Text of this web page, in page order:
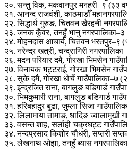
२०. सन्तु विक, मकवानपुर मनहरी–९ (३३
२१. आनन्द राजवंशी, काठमाडौँ
२२. सिद्धार्थ गुरुङ, चितवन खैरहनी
२३. जनक कुँवर, तनहुँ भानु नगरपालिका–३
२४. मोहनदास आचार्य, चितवन भरतपुर–९
२५. नरेन्द्र खत्री, चन्द्रागिरी
२६. मदन परियार दमै, गोरखा भिमसेन
२७. विनायक भट्टराई, गोरखा भिमसेन
२८. सुके दमै, गोरखा धोर्चे गाउँपालिका–७
२९. इन्द्रजित राना, बागलुङ बडिगार्ड
३०. भिमकुमारी राना, बागलुङ बडिगार्ड
३१. हरिबहादुर बुढा, जुम्ला सिजा
३२. लिलामाया तामाङ, धादिङ ज्वालामुखी
३३. वसन्त शाह, सर्लाही चक्रघट्ट
३४. नन्दप्रसाद किशोर चौधरी, सप्तरी
३५. लेखनाथ ओझा, तनहुँ ब्यास